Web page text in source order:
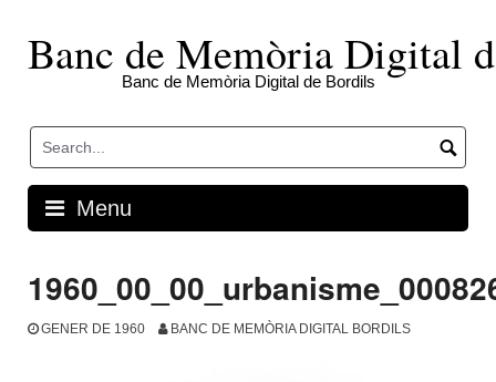
contentBanc de Memòria Digital
Banc de Memòria Digital de Bordils
Menu
GENER DE 1960 BANC DE MEMÒRIA DIGITAL BORDILS